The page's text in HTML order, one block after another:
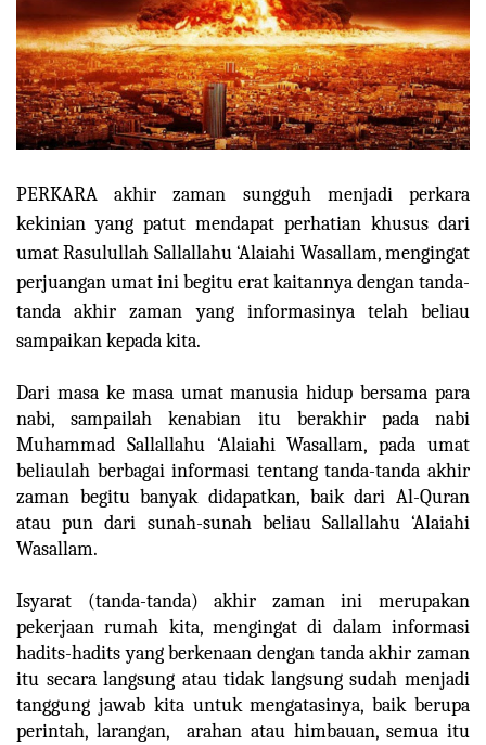
PERKARA akhir zaman sungguh menjadi perkara
kekinian yang patut mendapat perhatian khusus dari
umat Rasulullah Sallallahu ‘Alaiahi Wasallam, mengingat
perjuangan umat ini begitu erat kaitannya dengan tanda-
tanda akhir zaman yang informasinya telah beliau
sampaikan kepada kita.
Dari masa ke masa umat manusia hidup bersama para
nabi, sampailah kenabian itu berakhir pada nabi
Muhammad Sallallahu ‘Alaiahi Wasallam, pada umat
beliaulah berbagai informasi tentang tanda-tanda akhir
zaman begitu banyak didapatkan, baik dari Al-Quran
atau pun dari sunah-sunah beliau Sallallahu ‘Alaiahi
Wasallam.
Isyarat (tanda-tanda) akhir zaman ini merupakan
pekerjaan rumah kita, mengingat di dalam informasi
hadits-hadits yang berkenaan dengan tanda akhir zaman
itu secara langsung atau tidak langsung sudah menjadi
tanggung jawab kita untuk mengatasinya, baik berupa
perintah, larangan, arahan atau himbauan, semua itu